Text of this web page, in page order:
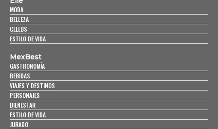
MODA
BELLEZA
CELEBS
ESTILO DE VIDA
MexBest
GASTRONOMÍA
BEBIDAS
VIAJES Y DESTINOS
PERSONAJES
BIENESTAR
ESTILO DE VIDA
JURADO